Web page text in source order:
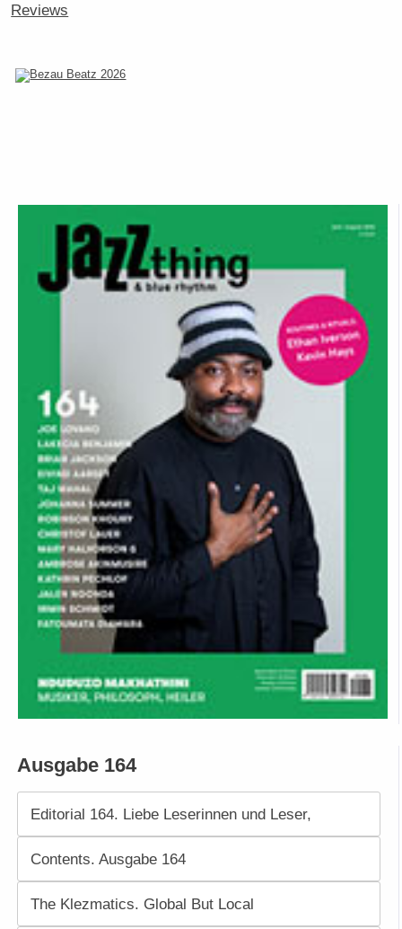
Reviews
Ausgabe 164
Editorial 164. Liebe Leserinnen und Leser,
Contents. Ausgabe 164
The Klezmatics. Global But Local